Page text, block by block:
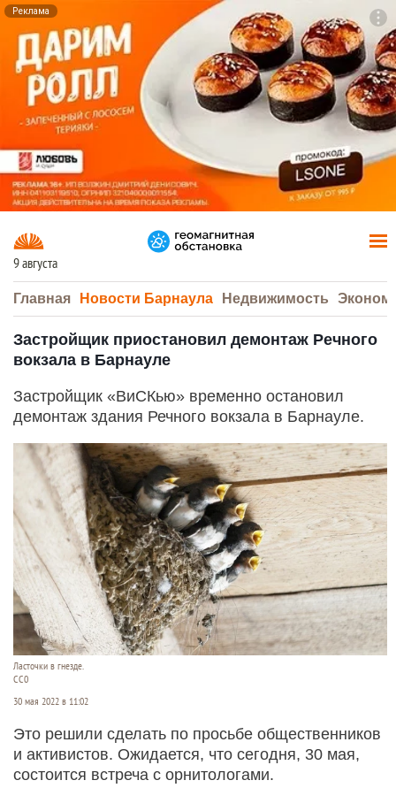
Реклама
9 августа
Главная Новости Барнаула Недвижимость
Застройщик приостановил демонтаж Речного
вокзала в Барнауле
Застройщик «ВиСКью» временно остановил
демонтаж здания Речного вокзала в Барнауле.
Ласточки в гнезде.
CC0
30 мая 2022 в 11:02
Это решили сделать по просьбе общественников
и активистов. Ожидается, что сегодня, 30 мая,
состоится встреча с орнитологами.